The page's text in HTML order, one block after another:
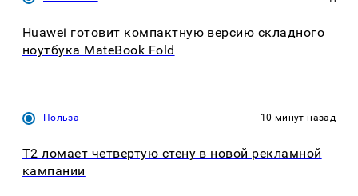
Huawei готовит компактную версию складного
ноутбука MateBook Fold
Польза 10 минут назад
Т2 ломает четвертую стену в новой рекламной
кампании